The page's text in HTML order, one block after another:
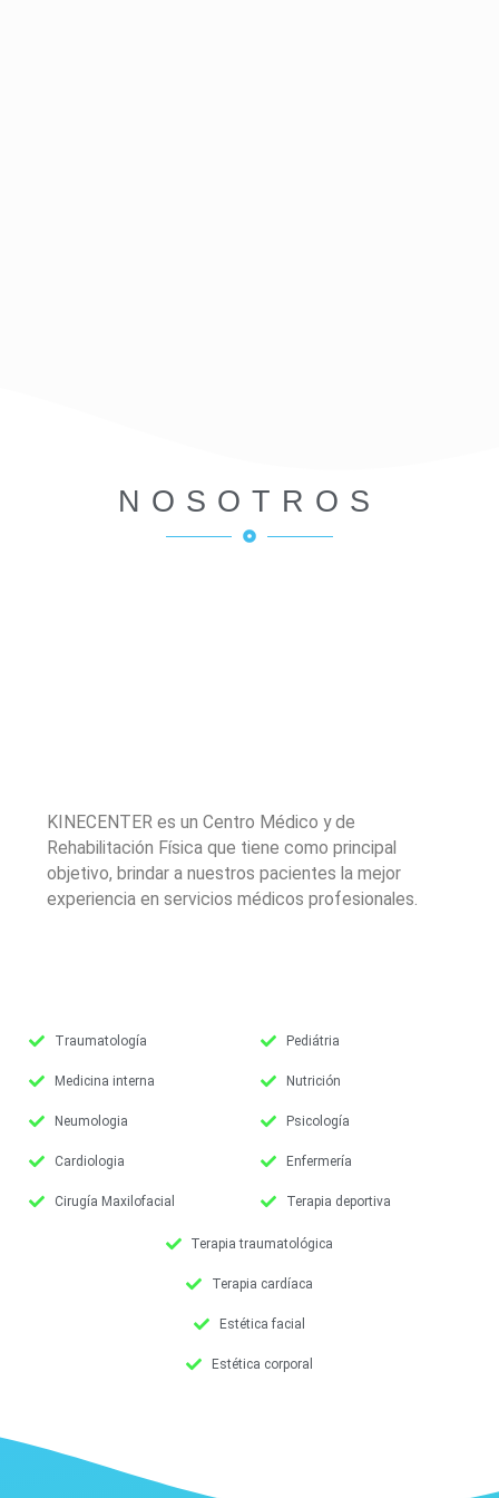
NOSOTROS
KINECENTER es un Centro Médico y de
Rehabilitación Física que tiene como principal
objetivo, brindar a nuestros pacientes la mejor
experiencia en servicios médicos profesionales.
Traumatología
Medicina interna
Neumologia
Cardiologia
Cirugía Maxilofacial
Pediátria
Nutrición
Psicología
Enfermería
Terapia deportiva
Terapia traumatológica
Terapia cardíaca
Estética facial
Estética corporal